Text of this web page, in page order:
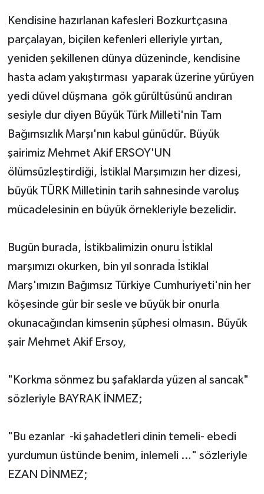
Kendisine hazırlanan kafesleri Bozkurtçasına
parçalayan, biçilen kefenleri elleriyle yırtan,
yeniden şekillenen dünya düzeninde, kendisine
hasta adam yakıştırması yaparak üzerine yürüyen
yedi düvel düşmana gök gürültüsünü andıran
sesiyle dur diyen Büyük Türk Milleti'nin Tam
Bağımsızlık Marşı'nın kabul günüdür. Büyük
şairimiz Mehmet Akif ERSOY'UN
ölümsüzleştirdiği, İstiklal Marşımızın her dizesi,
büyük TÜRK Milletinin tarih sahnesinde varoluş
mücadelesinin en büyük örnekleriyle bezelidir.
Bugün burada, İstikbalimizin onuru İstiklal
marşımızı okurken, bin yıl sonrada İstiklal
Marş'ımızın Bağımsız Türkiye Cumhuriyeti'nin her
köşesinde gür bir sesle ve büyük bir onurla
okunacağından kimsenin şüphesi olmasın. Büyük
şair Mehmet Akif Ersoy,
"Korkma sönmez bu şafaklarda yüzen al sancak"
sözleriyle BAYRAK İNMEZ;
"Bu ezanlar -ki şahadetleri dinin temeli- ebedi
yurdumun üstünde benim, inlemeli …" sözleriyle
EZAN DİNMEZ;